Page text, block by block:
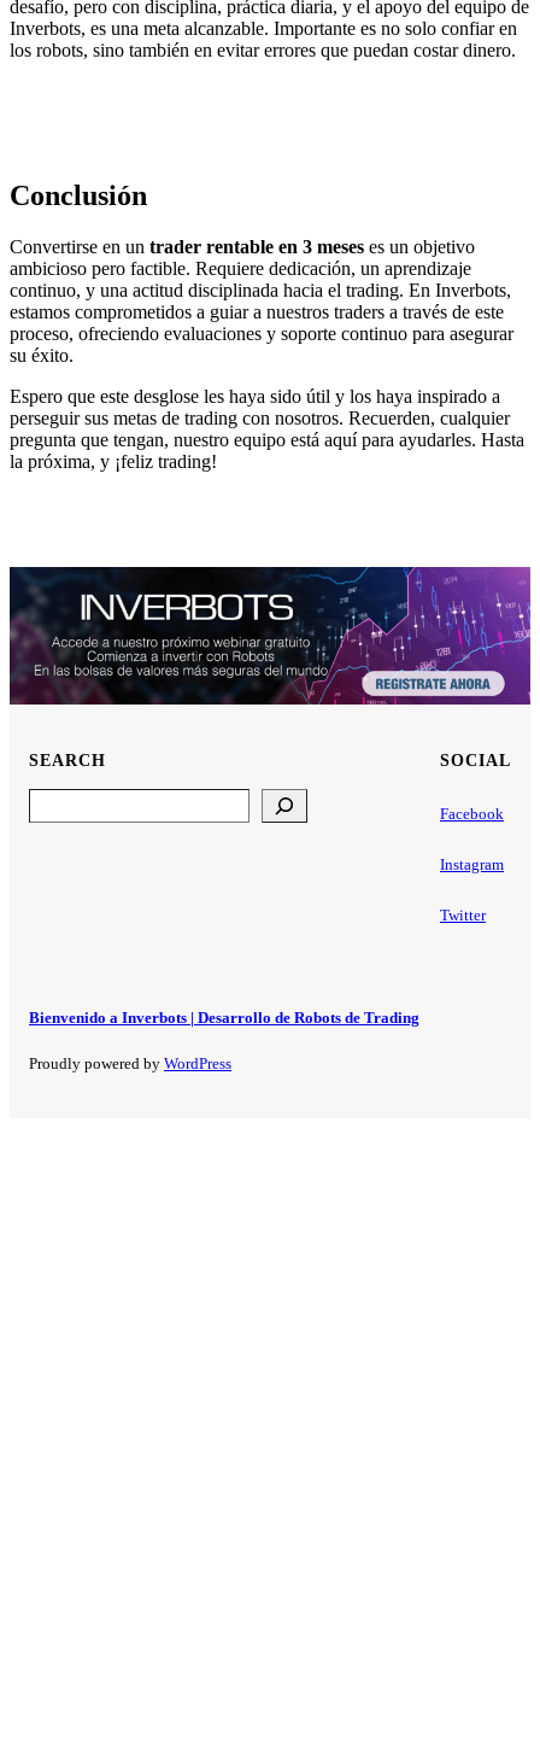
desafío, pero con disciplina, práctica diaria, y el apoyo del equipo de
Inverbots, es una meta alcanzable. Importante es no solo confiar en
los robots, sino también en evitar errores que puedan costar dinero.
Conclusión
Convertirse en un trader rentable en 3 meses es un objetivo
ambicioso pero factible. Requiere dedicación, un aprendizaje
continuo, y una actitud disciplinada hacia el trading. En Inverbots,
estamos comprometidos a guiar a nuestros traders a través de este
proceso, ofreciendo evaluaciones y soporte continuo para asegurar
su éxito.
Espero que este desglose les haya sido útil y los haya inspirado a
perseguir sus metas de trading con nosotros. Recuerden, cualquier
pregunta que tengan, nuestro equipo está aquí para ayudarles. Hasta
la próxima, y ¡feliz trading!
SEARCH SOCIAL
Facebook
Instagram
Twitter
Bienvenido a Inverbots | Desarrollo de Robots de Trading
Proudly powered by WordPress